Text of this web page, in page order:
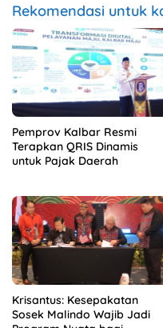
Rekomendasi untuk
Pemprov Kalbar Resmi
Terapkan QRIS Dinamis
untuk Pajak Daerah
Krisantus: Kesepakatan
Sosek Malindo Wajib Jadi